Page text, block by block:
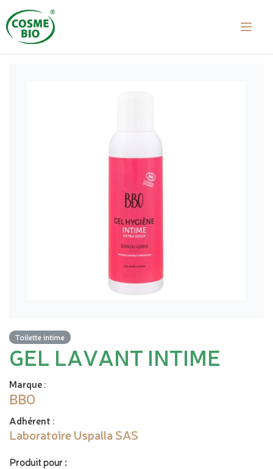
Toilette intime
GEL LAVANT INTIME
Marque:
BBO
Adhérent :
Laboratoire Uspalla SAS
Produit pour :